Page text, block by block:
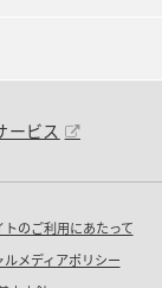
ービス
トのご利用にあたって
ルメディアポリシー